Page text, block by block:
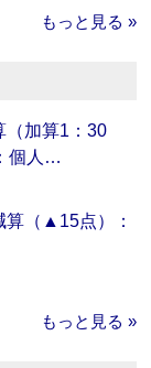
もっと見る »
（加算1：30
個人…
算（▲15点）：
もっと見る »